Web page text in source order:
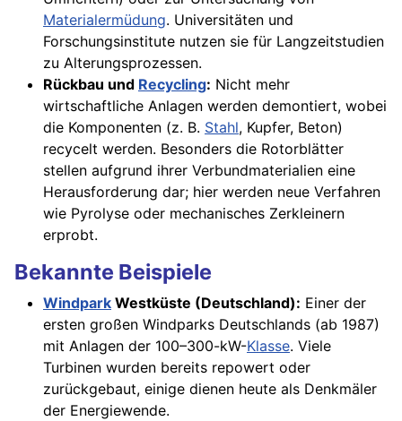
Materialermüdung. Universitäten und
Forschungsinstitute nutzen sie für Langzeitstudien
zu Alterungsprozessen.
Rückbau und Recycling: Nicht mehr
wirtschaftliche Anlagen werden demontiert, wobei
die Komponenten (z. B. Stahl, Kupfer, Beton)
recycelt werden. Besonders die Rotorblätter
stellen aufgrund ihrer Verbundmaterialien eine
Herausforderung dar; hier werden neue Verfahren
wie Pyrolyse oder mechanisches Zerkleinern
erprobt.
Bekannte Beispiele
Windpark Westküste (Deutschland): Einer der
ersten großen Windparks Deutschlands (ab 1987)
mit Anlagen der 100–300-kW-Klasse. Viele
Turbinen wurden bereits repowert oder
zurückgebaut, einige dienen heute als Denkmäler
der Energiewende.